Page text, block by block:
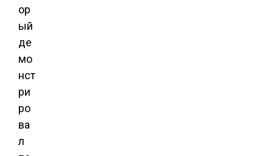
ор
ый
де
мо
нст
ри
ро
ва
л